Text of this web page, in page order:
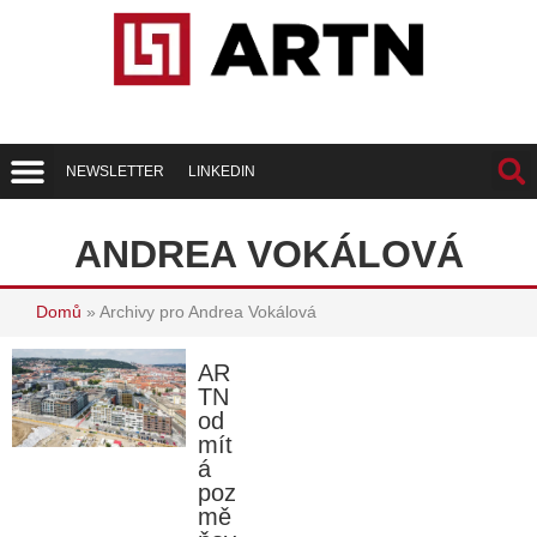
NEWSLETTER LINKEDIN
ANDREA VOKÁLOVÁ
Domů » Archivy pro Andrea Vokálová
AR
TN
od
mít
á
poz
mě